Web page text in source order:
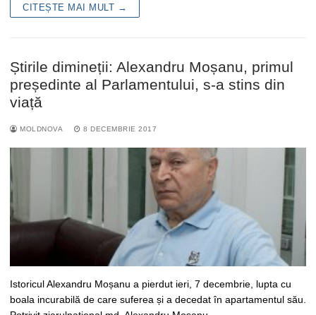
CITEȘTE MAI MULT →
Știrile dimineții: Alexandru Moșanu, primul
președinte al Parlamentului, s-a stins din
viață
MOLDNOVA 8 DECEMBRIE 2017
Istoricul Alexandru Moșanu a pierdut ieri, 7 decembrie, lupta cu
boala incurabilă de care suferea și a decedat în apartamentul său.